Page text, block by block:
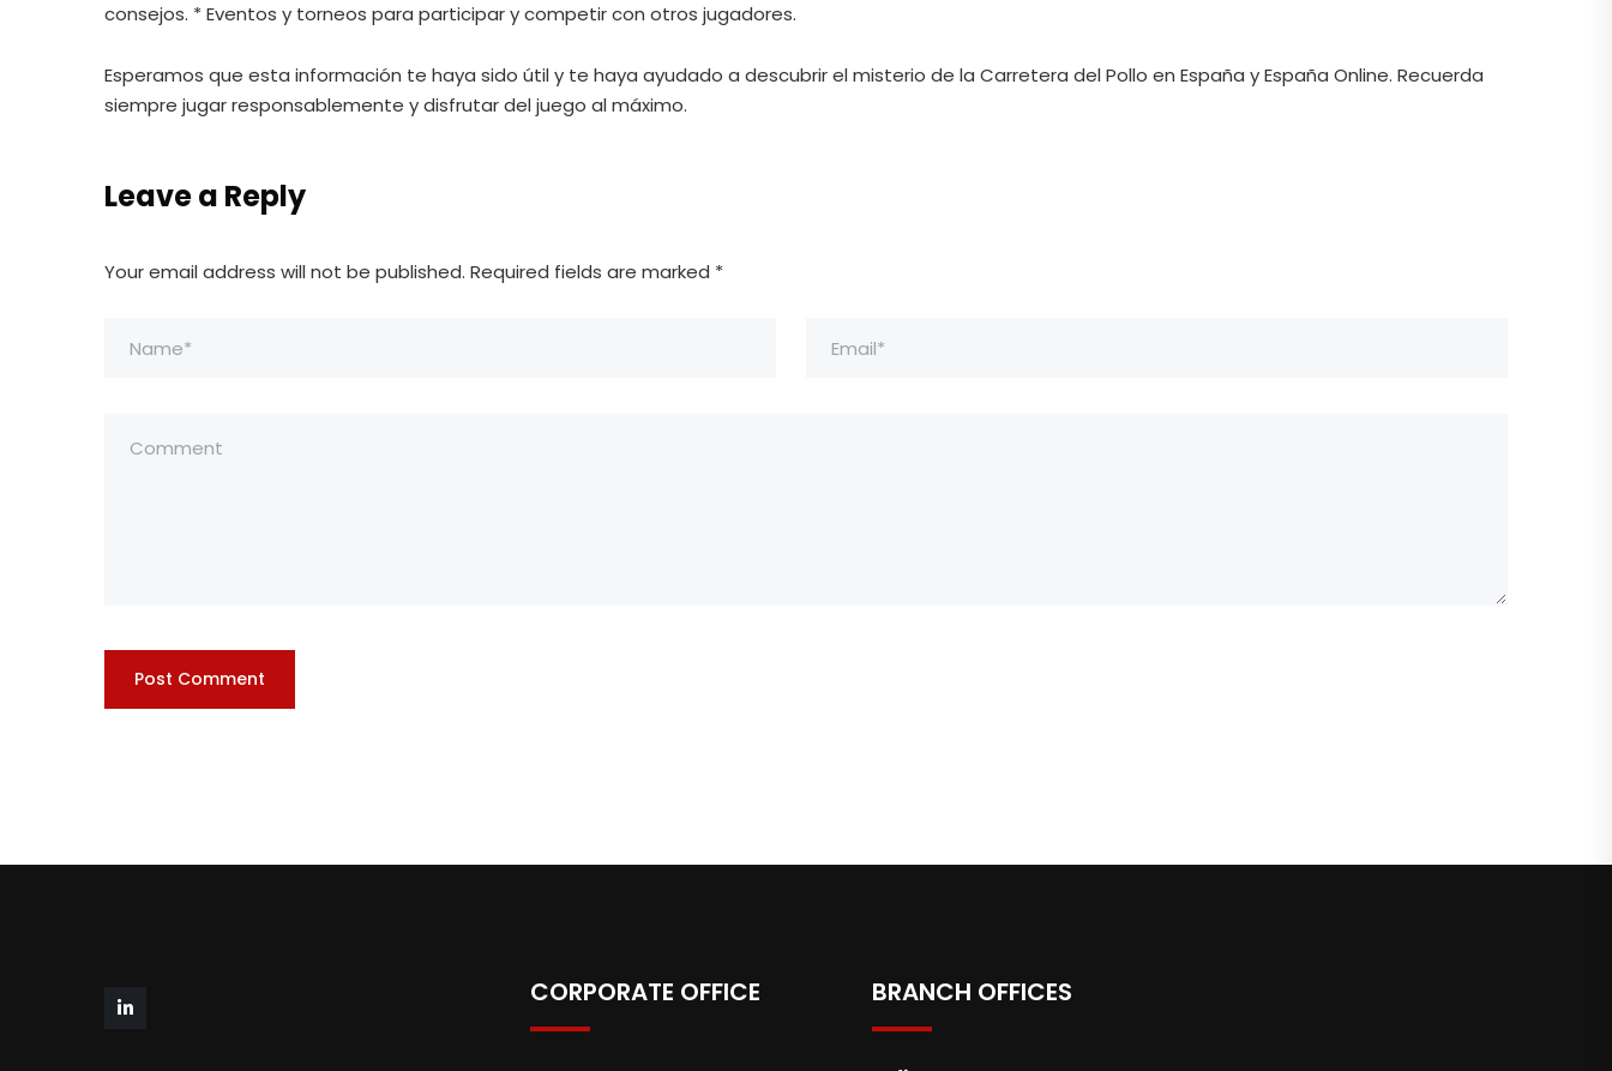
consejos. * Eventos y torneos para participar y competir con otros jugadores.
Esperamos que esta información te haya sido útil y te haya ayudado a descubrir el misterio de la Carretera del Pollo en España y España Online. Recuerda
siempre jugar responsablemente y disfrutar del juego al máximo.
Leave a Reply
Your email address will not be published. Required fields are marked *
CORPORATE OFFICE BRANCH OFFICES